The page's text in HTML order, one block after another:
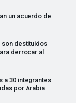
un acuerdo de
son destituidos
derrocar al
a 30 integrantes
por Arabia